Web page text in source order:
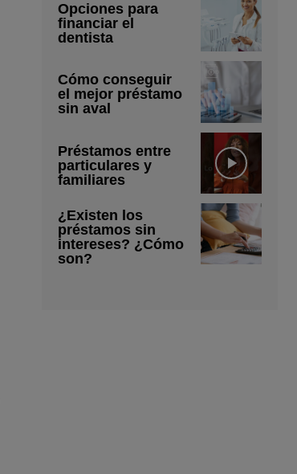
Opciones para
financiar el
dentista
Cómo conseguir
el mejor préstamo
sin aval
Préstamos entre
particulares y
familiares
¿Existen los
préstamos sin
intereses? ¿Cómo
son?